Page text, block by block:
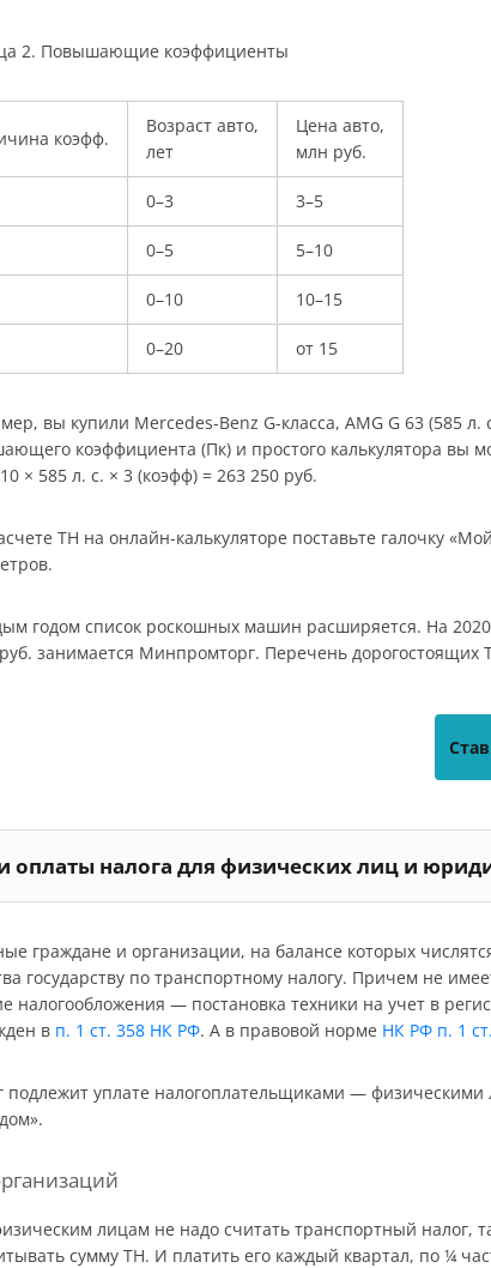
2. Повышающие коэффициенты
коэфф.
Возраст авто,
лет
Цена авто,
млн руб.
0–3 3–5
0–5 5–10
0–10 10–15
0–20 от 15
вы купили Mercedes-Benz G-класса, AMG G 63
коэффициента (Пк) и простого калькулятора вы
× 585 л. с. × 3 (коэфф) = 263 250 руб.
ТН на онлайн-калькуляторе поставьте галочку
годом список роскошных машин расширяется. На
занимается Минпромторг. Перечень дорогостоящих
оплаты налога для физических лиц и
граждане и организации, на балансе которых
государству по транспортному налогу. Причем не
налогообложения — постановка техники на учет в
в п. 1 ст. 358 НК РФ. А в правовой норме НК РФ п. 1
подлежит уплате налогоплательщиками —
лицам не надо считать транспортный налог,
сумму ТН. И платить его каждый квартал, по ¼